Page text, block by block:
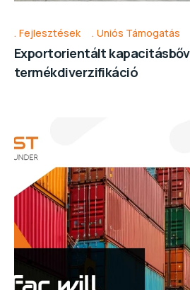
Fejlesztések Uniós Támogatás
Exportorientált
termékdiverzifikáció